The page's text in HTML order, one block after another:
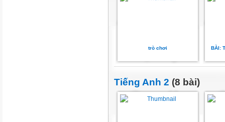
trò chơi BÀI:
Tiếng Anh 2 (8 bài)